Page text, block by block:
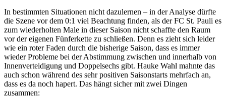
In bestimmten Situationen nicht dazulernen – in der Analyse dürfte
die Szene vor dem 0:1 viel Beachtung finden, als der FC St. Pauli es
zum wiederholten Male in dieser Saison nicht schaffte den Raum
vor der eigenen Fünferkette zu schließen. Denn es zieht sich leider
wie ein roter Faden durch die bisherige Saison, dass es immer
wieder Probleme bei der Abstimmung zwischen und innerhalb von
Innenverteidigung und Doppelsechs gibt. Hauke Wahl mahnte das
auch schon während des sehr positiven Saisonstarts mehrfach an,
dass es da noch hapert. Das hängt sicher mit zwei Dingen
zusammen: